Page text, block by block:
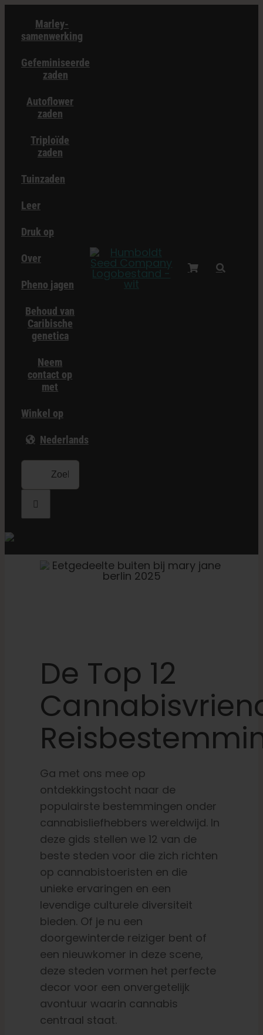
inhoud
Marley-
samenwerking
Gefeminiseerde
zaden
Autoflower
zaden
Triploïde
zaden
Tuinzaden
Leer
Druk op
Over
Pheno jagen
Behoud van
Caribische
genetica
Neem
contact op
met
Winkel op
Nederlands
Zoeken:
De Top 12
Ga met ons mee op
ontdekkingstocht naar de
populairste bestemmingen onder
cannabisliefhebbers wereldwijd. In
deze gids stellen we 12 van de
beste steden voor die zich richten
op cannabistoeristen en die
unieke ervaringen en een
levendige culturele diversiteit
bieden. Of je nu een
doorgewinterde reiziger bent of
een nieuwkomer in deze scene,
deze steden vormen het perfecte
decor voor een onvergetelijk
avontuur waarin cannabis
centraal staat.